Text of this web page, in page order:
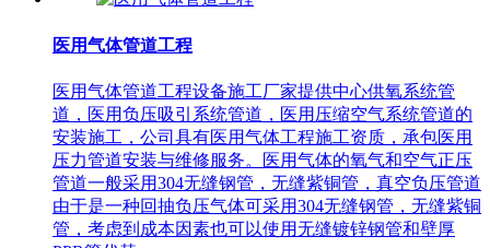
医用气体管道工程
医用气体管道工程设备施工厂家提供中心供氧系统管
道，医用负压吸引系统管道，医用压缩空气系统管道的
安装施工，公司具有医用气体工程施工资质，承包医用
压力管道安装与维修服务。医用气体的氧气和空气正压
管道一般采用304无缝钢管，无缝紫铜管，真空负压管道
由于是一种回抽负压气体可采用304无缝钢管，无缝紫铜
管，考虑到成本因素也可以使用无缝镀锌钢管和壁厚